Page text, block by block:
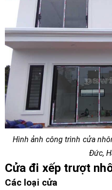
Hình ảnh công trình cửa
Đức,
Cửa đi xếp trượt
Các loại cửa